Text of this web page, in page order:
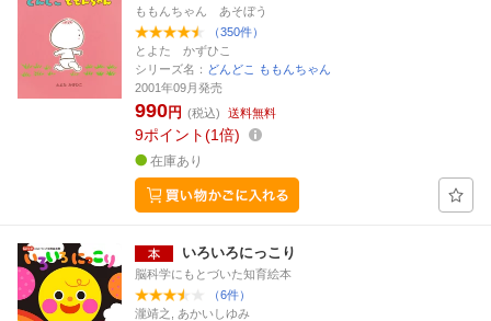
ももんちゃん あそぼう
（350件）
とよた かずひこ
シリーズ名： どんどこ ももんちゃん
2001年09月発売
990円 (税込) 送料無料
9ポイント 1倍
在庫あり
いろいろにっこり
脳科学にもとづいた知育絵本
（6件）
瀧靖之, あかいしゆみ